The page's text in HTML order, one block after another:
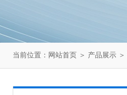
当前位置： 网站首页 ＞ 产品展示 ＞